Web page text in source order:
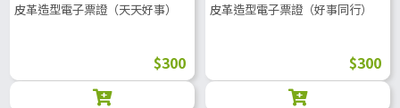
皮革造型電子票證（天天好事）
$300
皮革造型電子票證（好事同行）
$300